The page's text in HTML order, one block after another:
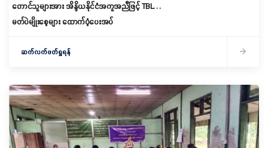
တောင်သူများအား အိန္ဒိယနိုင်ငံအကူအညီဖြင့် TBL-9
မတ်ပဲမျိုးစေ့များ ထောက်ပံ့ပေးအပ်
ဆက်လက်ဖတ်ရှုရန်